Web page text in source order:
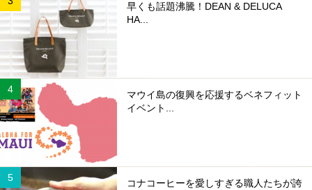
早くも話題沸騰！DEAN & DELUCA
HA...
マウイ島の復興を応援するベネフィット
イベント...
コナコーヒーを愛しすぎる職人たちが誇